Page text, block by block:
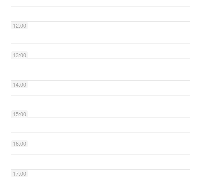
12:00
13:00
14:00
15:00
16:00
17:00